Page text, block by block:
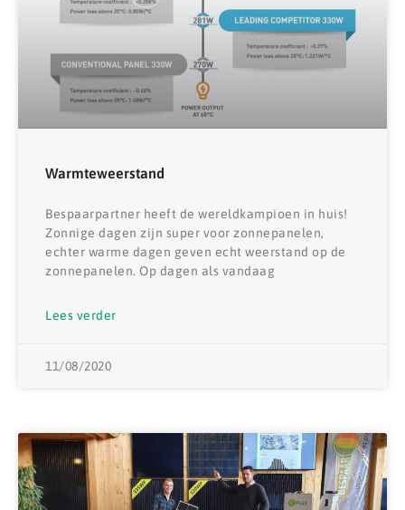
Warmteweerstand
Bespaarpartner heeft de wereldkampioen in huis!
Zonnige dagen zijn super voor zonnepanelen,
echter warme dagen geven echt weerstand op de
zonnepanelen. Op dagen als vandaag
Lees verder
11/08/2020